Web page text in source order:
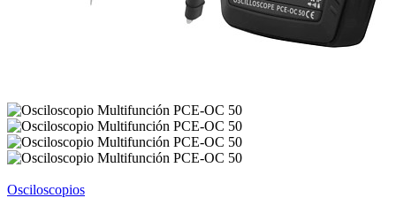
Osciloscopios